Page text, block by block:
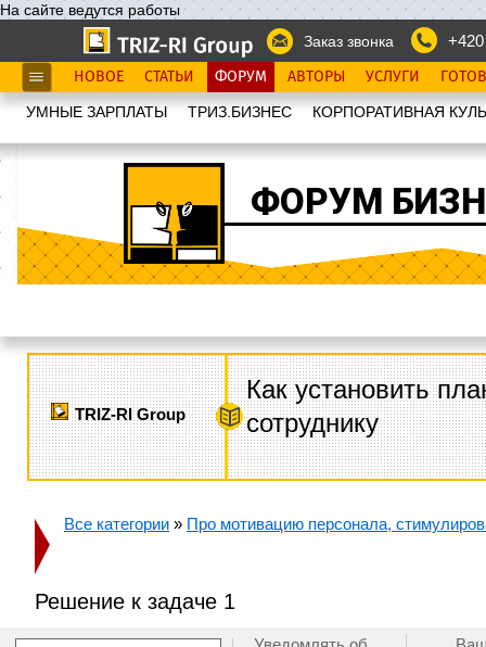
На сайте ведутся работы
Заказ звонка
НОВОЕ СТАТЬИ ФОРУМ АВТОРЫ УСЛУГИ
УМНЫЕ ЗАРПЛАТЫ ТРИЗ.БИЗНЕС КОРПОРАТИВНАЯ
ФОРУМ
TRIZ-RI Group
Как установить
сотруднику
Все категории » Про мотивацию персонала,
Решение к задаче 1